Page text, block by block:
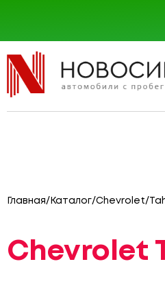
Главная/ Каталог/Chevrolet/
Chevrolet